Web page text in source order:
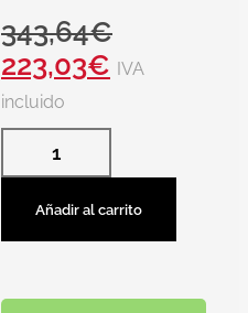
343,64€
223,03€ IVA
incluido
Añadir al carrito